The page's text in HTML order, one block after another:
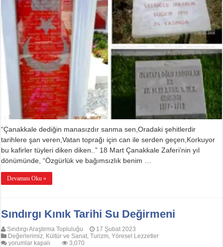
“Çanakkale dediğin manasızdır sanma sen,Oradaki şehitlerdir
tarihlere şan veren,Vatan toprağı için can ile serden geçen,Korkuyor
bu kafirler tüyleri diken diken..” 18 Mart Çanakkale Zaferi’nin yıl
dönümünde, “Özgürlük ve bağımsızlık benim …
Devamını Oku »
Sındırgı Kınık Tarihi Su Değirmeni
Sındırgı Araştırma Topluluğu
17 Şubat 2023
Değerlerimiz Kültür ve Sanat ,Turizm ,Yöresel Lezzetler
Sındırgı
yorumlar kapalı 3,070